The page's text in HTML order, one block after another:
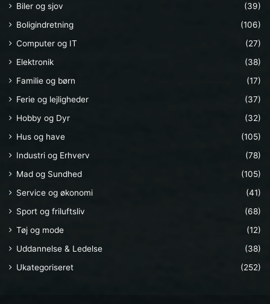
Biler og sjov
(39)
Boligindretning
(106)
Computer og IT
(27)
Elektronik
(38)
Familie og børn
(17)
Ferie og lejligheder
(37)
Hobby og Dyr
(32)
Hus og have
(105)
Industri og Erhverv
(78)
Mad og Sundhed
(105)
Service og økonomi
(41)
Sport og friluftsliv
(68)
Tøj og mode
(12)
Uddannelse & Ledelse
(38)
Ukategoriseret
(252)